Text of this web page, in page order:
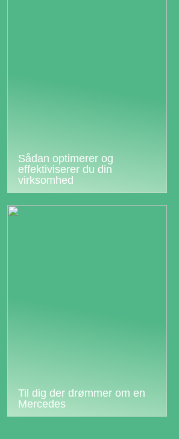
Sådan optimerer og
effektiviserer du din
virksomhed
Til dig der drømmer om en
Mercedes